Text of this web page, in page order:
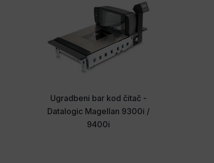
Ugradbeni bar kod čitač -
Datalogic Magellan 9300i /
9400i